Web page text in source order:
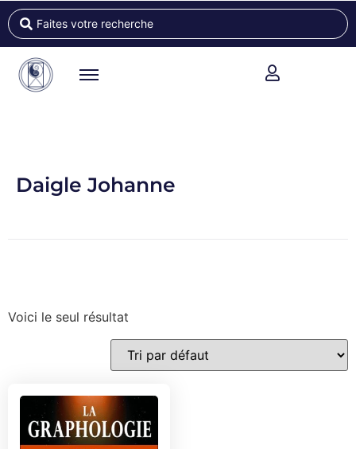
Daigle Johanne
Voici le seul résultat